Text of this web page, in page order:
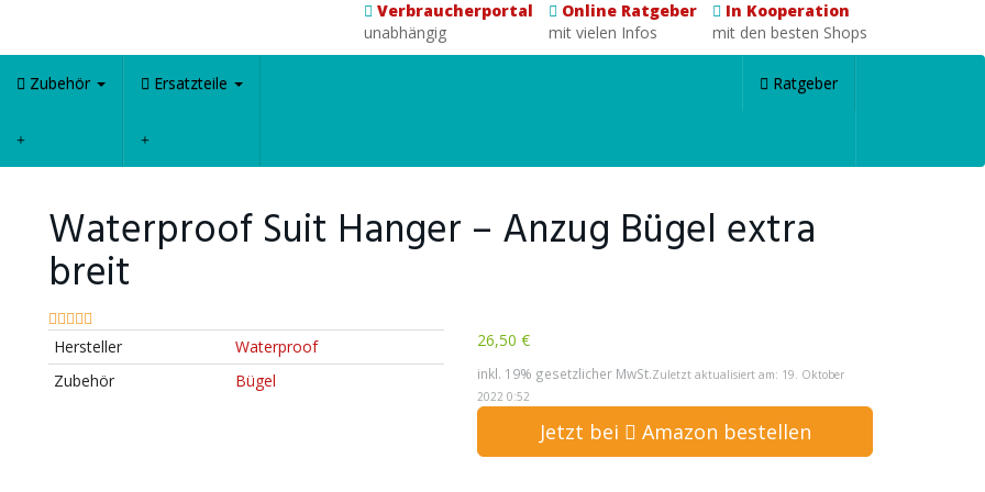
Verbraucherportal
unabhängig
Online Ratgeber
mit vielen Infos
In Kooperation
mit den besten Shops
Zubehör Ersatzteile Ratgeber
Waterproof Suit Hanger – Anzug Bügel extra
breit
26,50 €
inkl. 19% gesetzlicher MwSt.Zuletzt aktualisiert am: 19. Oktober
2022 0:52
Jetzt bei Amazon bestellen
Hersteller
Waterproof
Zubehör
Bügel